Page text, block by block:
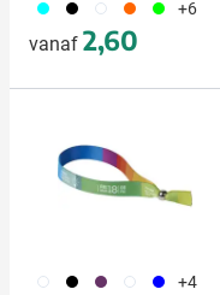
166 001 002 367 368 +6
vanaf 2,60
452 001 024 002 487 +4